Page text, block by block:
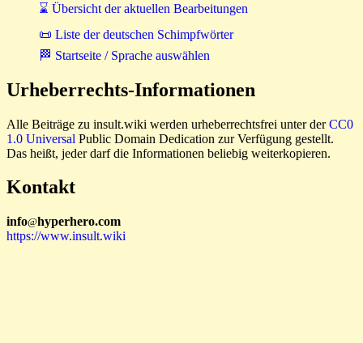
⌛ Übersicht der aktuellen Bearbeitungen
📜 Liste der deutschen Schimpfwörter
🏁 Startseite / Sprache auswählen
Urheberrechts-Informationen
Alle Beiträge zu insult.wiki werden urheberrechtsfrei unter derCC0
1.0 Universal Public Domain Dedication zur Verfügung gestellt.
Das heißt, jeder darf die Informationen beliebig weiterkopieren.
Kontakt
info@hyperhero.com
https://www.insult.wiki